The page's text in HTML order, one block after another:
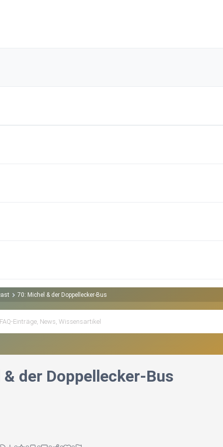
70: Michel & der Doppellecker-Bus
der Doppellecker-Bus